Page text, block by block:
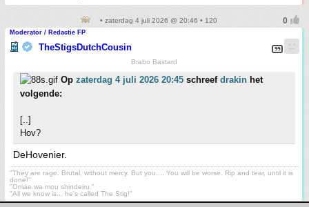
• zaterdag 4 juli 2026 @ 20:46 • 120
Moderator / Redactie FP
TheStigsDutchCousin
Brabo Bastard
Op zaterdag 4 juli 2026 20:45 schreef drakin het
volgende:
[..]
Hov?
DeHovenier.
"They are rage. Brutal, without mercy. But you.... You will be worse. Rip and tear, until it is
done!"
"Omae wa mou shindeiru."
"All we know is... he's called The Stig!"